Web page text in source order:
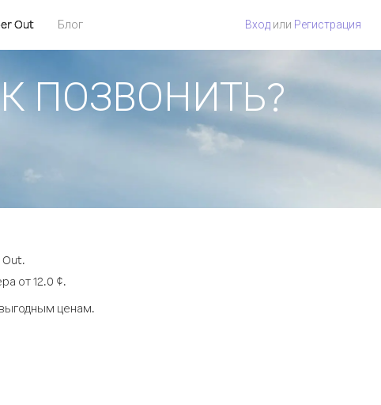
Out Блог Вход или Регистрация
ПОЗВОНИТЬ?
от 12.0 ¢.
ценам.